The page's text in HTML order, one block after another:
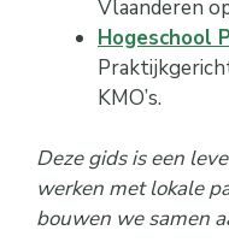
Vlaanderen
Hogeschool
KMO’s.
Deze gids is een
werken met lokale
bouwen we samen